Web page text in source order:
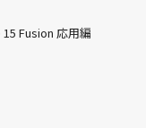
Fusion 応用編